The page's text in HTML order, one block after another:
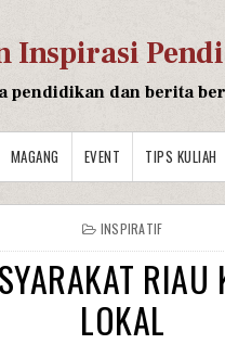
Inspirasi
pendidikan dan berita
MAGANG EVENT TIPS KULIAH
INSPIRATIF
RIAU
LOKAL